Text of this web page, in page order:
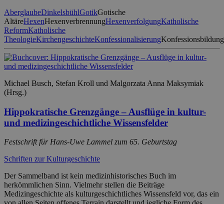
AberglaubeDinkelsbühlGotikGotische
AltäreHexenHexenverbrennungHexenverfolgungKatholische
ReformKatholische
TheologieKirchengeschichteKonfessionalisierungKonfessionsbildung
Michael Busch, Stefan Kroll und Malgorzata Anna Maksymiak
(Hrsg.)
Hippokratische Grenzgänge – Ausflüge in kultur-
und medizingeschichtliche Wissensfelder
Festschrift für Hans-Uwe Lammel zum 65. Geburtstag
Schriften zur Kulturgeschichte
Der Sammelband ist kein medizinhistorisches Buch im
herkömmlichen Sinn. Vielmehr stellen die Beiträge
Medizingeschichte als kulturgeschichtliches Wissensfeld vor, das ein